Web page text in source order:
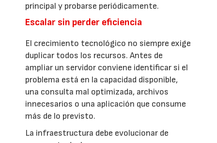
principal y probarse periódicamente.
Escalar sin perder eficiencia
El crecimiento tecnológico no siempre exige
duplicar todos los recursos. Antes de
ampliar un servidor conviene identificar si el
problema está en la capacidad disponible,
una consulta mal optimizada, archivos
innecesarios o una aplicación que consume
más de lo previsto.
La infraestructura debe evolucionar de